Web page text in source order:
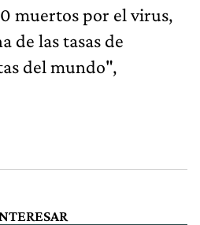
muertos por el virus,
de las tasas de
del mundo",